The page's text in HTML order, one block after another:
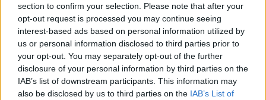
section to confirm your selection. Please note that after your
opt-out request is processed you may continue seeing
interest-based ads based on personal information utilized by
us or personal information disclosed to third parties prior to
your opt-out. You may separately opt-out of the further
disclosure of your personal information by third parties on the
IAB’s list of downstream participants. This information may
also be disclosed by us to third parties on the IAB’s List of